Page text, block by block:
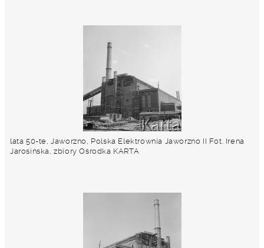
lata 50-te, Jaworzno, Polska Elektrownia Jaworzno II Fot. Irena
Jarosińska, zbiory Ośrodka KARTA